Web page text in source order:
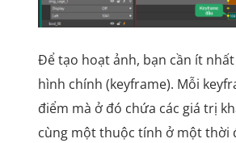
Để tạo hoạt ảnh, bạn cần ít
hình chính (keyframe). Mỗi
điểm mà ở đó chứa các giá trị
cùng một thuộc tính ở một thời